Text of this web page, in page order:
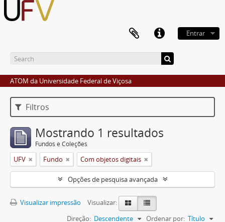
Entrar
ATOM da Universidade Federal de Viçosa
Filtros
Mostrando 1 resultados
Fundos e Coleções
UFV Fundo Com objetos digitais
Opções de pesquisa avançada
Visualizar impressão
Visualizar:
Ordenar por: Título
Direção: Descendente